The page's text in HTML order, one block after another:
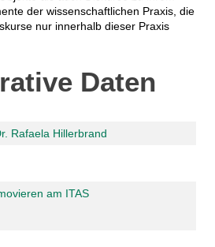
der wissenschaftlichen Praxis, die
nur innerhalb dieser Praxis
Daten
Rafaela Hillerbrand
am ITAS